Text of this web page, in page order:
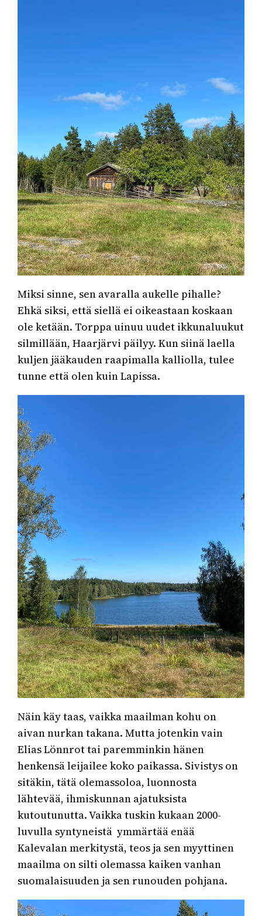
Miksi sinne, sen avaralla aukelle pihalle?
Ehkä siksi, että siellä ei oikeastaan koskaan
ole ketään. Torppa uinuu uudet ikkunaluukut
silmillään, Haarjärvi päilyy. Kun siinä laella
kuljen jääkauden raapimalla kalliolla, tulee
tunne että olen kuin Lapissa.
Näin käy taas, vaikka maailman kohu on
aivan nurkan takana. Mutta jotenkin vain
Elias Lönnrot tai paremminkin hänen
henkensä leijailee koko paikassa. Sivistys on
sitäkin, tätä olemassoloa, luonnosta
lähtevää, ihmiskunnan ajatuksista
kutoutunutta. Vaikka tuskin kukaan 2000-
luvulla syntyneistä ymmärtää enää
Kalevalan merkitystä, teos ja sen myyttinen
maailma on silti olemassa kaiken vanhan
suomalaisuuden ja sen runouden pohjana.